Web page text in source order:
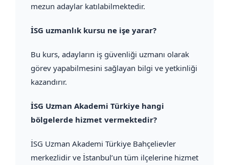
mezun adaylar katılabilmektedir.
İSG uzmanlık kursu ne işe yarar?
Bu kurs, adayların iş güvenliği uzmanı olarak
görev yapabilmesini sağlayan bilgi ve yetkinliği
kazandırır.
İSG Uzman Akademi Türkiye hangi
bölgelerde hizmet vermektedir?
İSG Uzman Akademi Türkiye Bahçelievler
merkezlidir ve İstanbul’un tüm ilçelerine hizmet